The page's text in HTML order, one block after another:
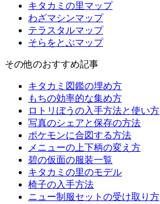
キタカミの里マップ
わざマシンマップ
テラスタルマップ
そらをとぶマップ
その他のおすすめ記事
キタカミ図鑑の埋め方
もちの効率的な集め方
ロトリぼうの入手方法と使い方
写真のシェアと保存の方法
ポケモンに合図する方法
メニューの上下柄の変え方
碧の仮面の服装一覧
キタカミの里のモデル
椅子の入手方法
ニュー制服セットの受け取り方